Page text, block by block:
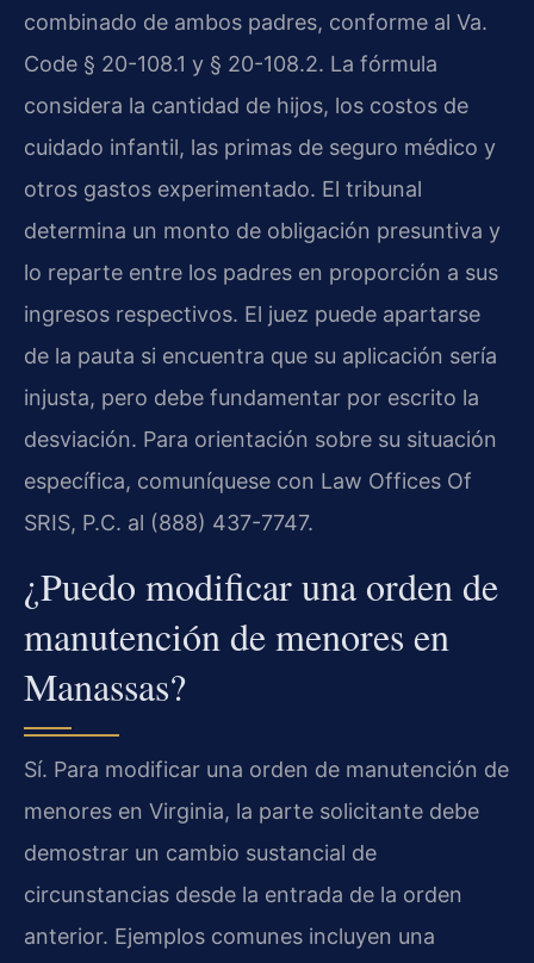
combinado de ambos padres, conforme al Va.
Code § 20-108.1 y § 20-108.2. La fórmula
considera la cantidad de hijos, los costos de
cuidado infantil, las primas de seguro médico y
otros gastos experimentado. El tribunal
determina un monto de obligación presuntiva y
lo reparte entre los padres en proporción a sus
ingresos respectivos. El juez puede apartarse
de la pauta si encuentra que su aplicación sería
injusta, pero debe fundamentar por escrito la
desviación. Para orientación sobre su situación
específica, comuníquese con Law Offices Of
SRIS, P.C. al (888) 437-7747.
¿Puedo modificar una orden de
manutención de menores en
Manassas?
Sí. Para modificar una orden de manutención de
menores en Virginia, la parte solicitante debe
demostrar un cambio sustancial de
circunstancias desde la entrada de la orden
anterior. Ejemplos comunes incluyen una